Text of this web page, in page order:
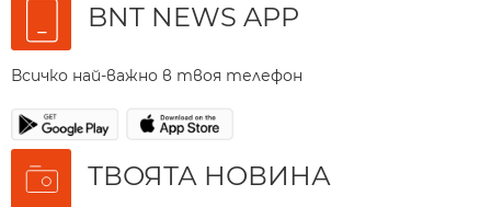
BNT NEWS APP
Всичко най-важно в твоя телефон
ТВОЯТА НОВИНА